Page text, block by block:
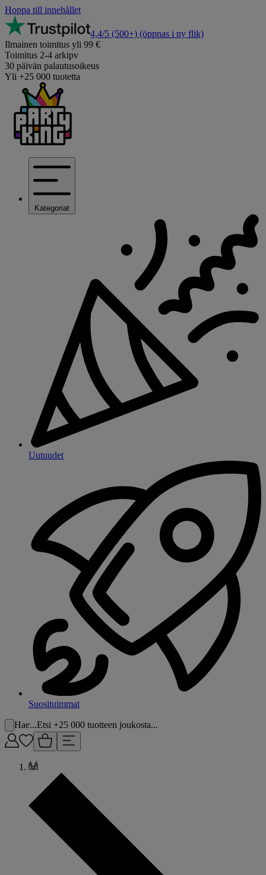
Hoppa till innehållet
4,4/5 (500+) (öppnas i ny flik)
Ilmainen toimitus yli 99 €
Toimitus 2-4 arkipv
30 päivän palautusoikeus
Yli +25 000 tuotetta
Kategoriat
Uutuudet
Suosituimmat
Hae...Etsi +25 000 tuotteen joukosta...